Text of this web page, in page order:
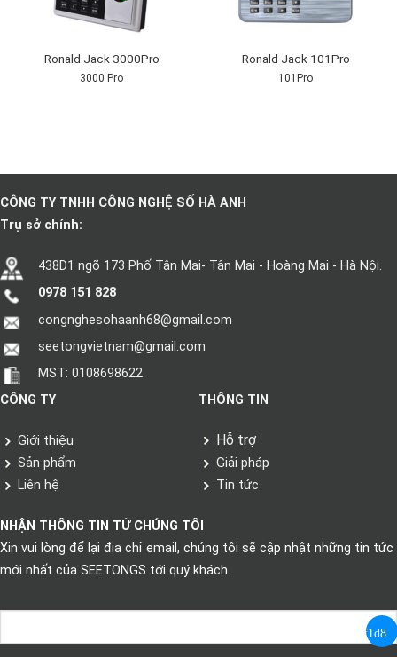
Ronald Jack 3000Pro
3000 Pro
Ronald Jack 101Pro
101Pro
CÔNG TY TNHH CÔNG NGHỆ SỐ HÀ ANH
Trụ sở chính:
438D1 ngõ 173 Phố Tân Mai- Tân Mai - Hoàng Mai - Hà Nội.
0978 151 828
congnghesohaanh68@gmail.com
seetongvietnam@gmail.com
MST: 0108698622
CÔNG TY
Giới thiệu
Sản phẩm
Liên hệ
THÔNG TIN
Hỗ trợ
Giải pháp
Tin tức
NHẬN THÔNG TIN TỪ CHÚNG TÔI
Xin vui lòng để lại địa chỉ email, chúng tôi sẽ cập nhật những tin tức
mới nhất của SEETONGS tới quý khách.